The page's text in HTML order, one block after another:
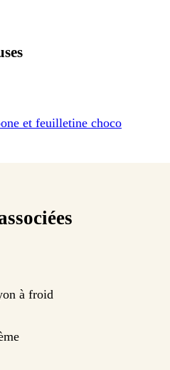
et feuilletine choco
à froid